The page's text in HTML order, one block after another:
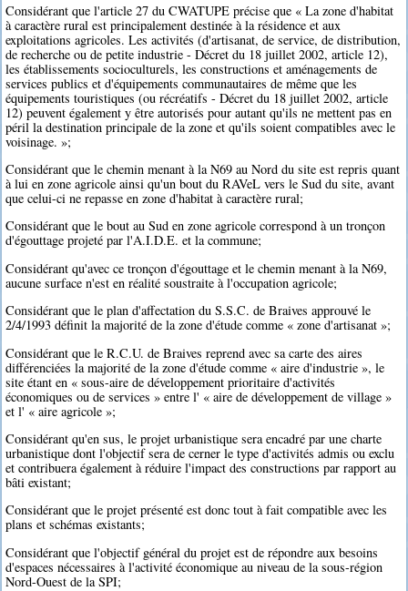
Considérant que l'article 27 du CWATUPE précise que « La zone d'habitat
à caractère rural est principalement destinée à la résidence et aux
exploitations agricoles. Les activités (d'artisanat, de service, de distribution,
de recherche ou de petite industrie - Décret du 18 juillet 2002, article 12),
les établissements socioculturels, les constructions et aménagements de
services publics et d'équipements communautaires de même que les
équipements touristiques (ou récréatifs - Décret du 18 juillet 2002, article
12) peuvent également y être autorisés pour autant qu'ils ne mettent pas en
péril la destination principale de la zone et qu'ils soient compatibles avec le
voisinage. »;
Considérant que le chemin menant à la N69 au Nord du site est repris quant
à lui en zone agricole ainsi qu'un bout du RAVeL vers le Sud du site, avant
que celui-ci ne repasse en zone d'habitat à caractère rural;
Considérant que le bout au Sud en zone agricole correspond à un tronçon
d'égouttage projeté par l'A.I.D.E. et la commune;
Considérant qu'avec ce tronçon d'égouttage et le chemin menant à la N69,
aucune surface n'est en réalité soustraite à l'occupation agricole;
Considérant que le plan d'affectation du S.S.C. de Braives approuvé le
2/4/1993 définit la majorité de la zone d'étude comme « zone d'artisanat »;
Considérant que le R.C.U. de Braives reprend avec sa carte des aires
différenciées la majorité de la zone d'étude comme « aire d'industrie », le
site étant en « sous-aire de développement prioritaire d'activités
économiques ou de services » entre l' « aire de développement de village »
et l' « aire agricole »;
Considérant qu'en sus, le projet urbanistique sera encadré par une charte
urbanistique dont l'objectif sera de cerner le type d'activités admis ou exclu
et contribuera également à réduire l'impact des constructions par rapport au
bâti existant;
Considérant que le projet présenté est donc tout à fait compatible avec les
plans et schémas existants;
Considérant que l'objectif général du projet est de répondre aux besoins
d'espaces nécessaires à l'activité économique au niveau de la sous-région
Nord-Ouest de la SPI;